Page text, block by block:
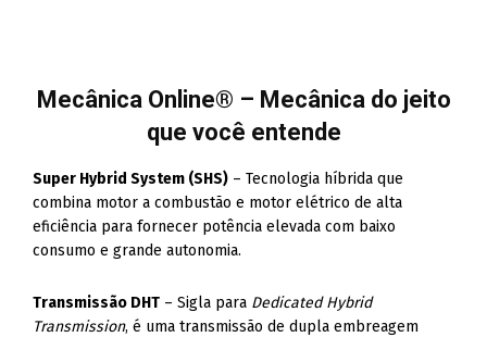
Mecânica Online® – Mecânica do jeito
que você entende
Super Hybrid System (SHS) – Tecnologia híbrida que
combina motor a combustão e motor elétrico de alta
eficiência para fornecer potência elevada com baixo
consumo e grande autonomia.
Transmissão DHT – Sigla para Dedicated Hybrid
Transmission, é uma transmissão de dupla embreagem